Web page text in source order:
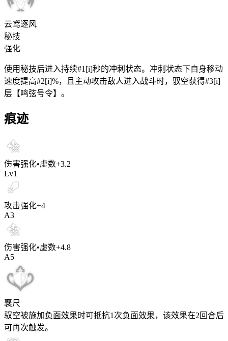
云鸢逐风
秘技
强化
使用秘技后进入持续#1[i]秒的冲刺状态。冲刺状态下自身移动
速度提高#2[i]%，且主动攻击敌人进入战斗时，驭空获得#3[i]
层【鸣弦号令】。
痕迹
伤害强化•虚数+3.2
Lv1
攻击强化+4
A3
伤害强化•虚数+4.8
A5
襄尺
驭空被施加负面效果时可抵抗1次负面效果，该效果在2回合后
可再次触发。